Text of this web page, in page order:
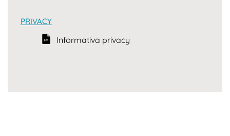
PRIVACY
Informativa privacy